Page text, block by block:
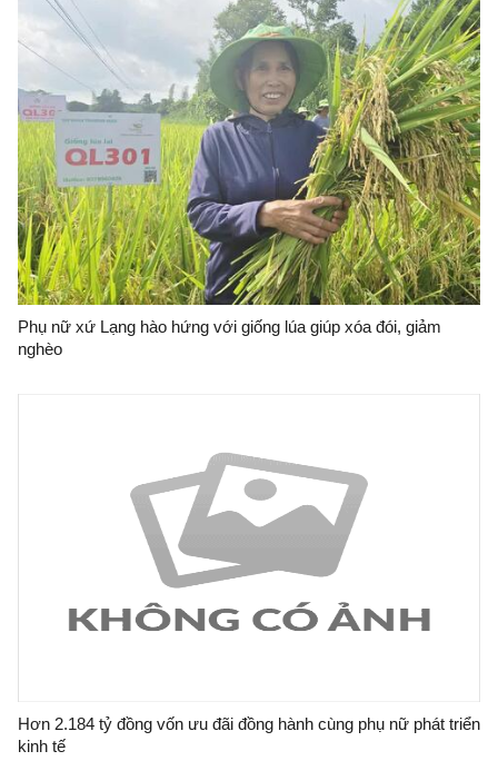
Phụ nữ xứ Lạng hào hứng với giống lúa giúp xóa đói, giảm
nghèo
Hơn 2.184 tỷ đồng vốn ưu đãi đồng hành cùng phụ nữ phát triển
kinh tế